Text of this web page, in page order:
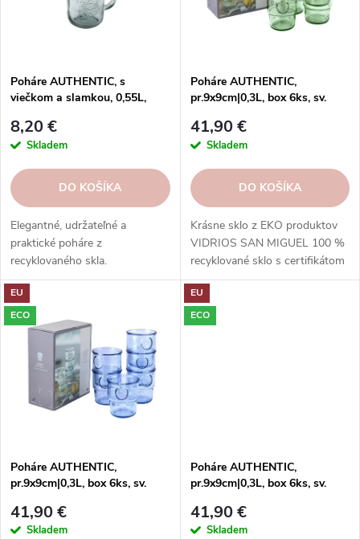
u
k
t
o
v
d
u
k
t
v
Poháre AUTHENTIC, s
viečkom a slamkou, 0,55L,
8,20 €
Skladem
DO KOŠÍKA
Elegantné, udržateľné a
praktické poháre z
recyklovaného skla.
Preskúmajte našu kolekciu ešte
dnes a nájdite tie správne kúsky
pre svoj domov!
Poháre AUTHENTIC,
pr.9x9cm|0,3L, box 6ks, sv.
41,90 €
Skladem
DO KOŠÍKA
Krásne sklo z EKO produktov
VIDRIOS SAN MIGUEL 100 %
recyklované sklo s certifikátom
GRS.
EU
ECO
Poháre AUTHENTIC,
pr.9x9cm|0,3L, box 6ks, sv.
41,90 €
Skladem
EU
ECO
Poháre AUTHENTIC,
pr.9x9cm|0,3L, box 6ks, sv.
41,90 €
Skladem